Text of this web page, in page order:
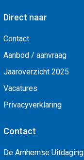
Direct naar
Contact
Aanbod / aanvraag
Jaaroverzicht 2025
Vacatures
Privacyverklaring
Contact
De Arnhemse Uitdaging